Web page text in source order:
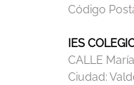
Código
IES
CALLE
Ciudad: